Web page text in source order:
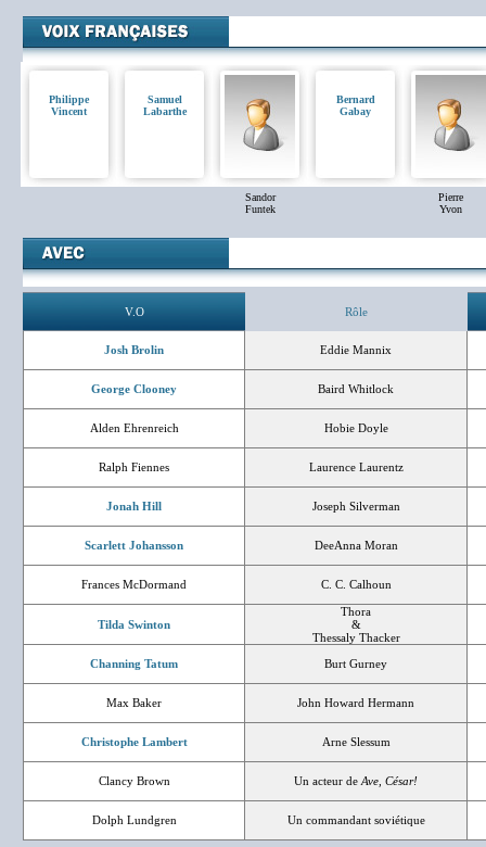
Philippe
Vincent
Samuel
Labarthe
Sandor
Funtek
Bernard
Gabay
Pierre
Yvon
V.O Rôle
Josh Brolin Eddie Mannix
George Clooney Baird Whitlock
Alden Ehrenreich Hobie Doyle
Ralph Fiennes Laurence Laurentz
Jonah Hill Joseph Silverman
Scarlett Johansson DeeAnna Moran
Frances McDormand C. C. Calhoun
Tilda Swinton
Thora
&
Thessaly Thacker
Channing Tatum
Burt Gurney
Max Baker John Howard Hermann
Christophe Lambert Arne Slessum
Clancy Brown Un acteur de Ave, César!
Dolph Lundgren Un commandant soviétique